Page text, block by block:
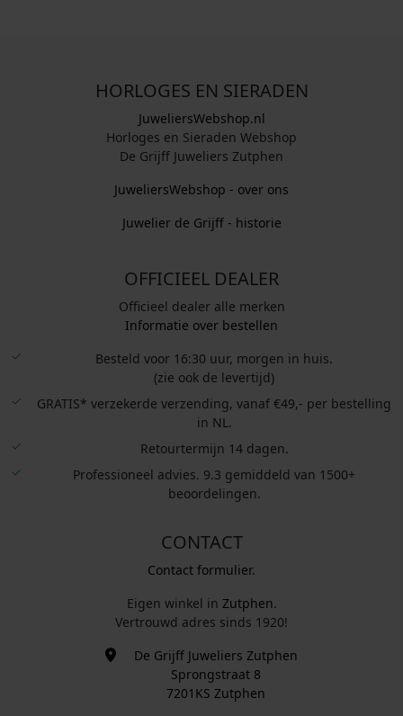
HORLOGES EN SIERADEN
JuweliersWebshop.nl
Horloges en Sieraden Webshop
De Grijff Juweliers Zutphen
JuweliersWebshop - over ons
Juwelier de Grijff - historie
OFFICIEEL DEALER
Officieel dealer alle merken
Informatie over bestellen
Besteld voor 16:30 uur, morgen in huis.
(zie ook de levertijd)
GRATIS* verzekerde verzending, vanaf €49,- per bestelling
in NL.
Retourtermijn 14 dagen.
Professioneel advies. 9.3 gemiddeld van 1500+
beoordelingen.
CONTACT
Contact formulier.
Eigen winkel in Zutphen.
Vertrouwd adres sinds 1920!
De Grijff Juweliers Zutphen
Sprongstraat 8
7201KS Zutphen